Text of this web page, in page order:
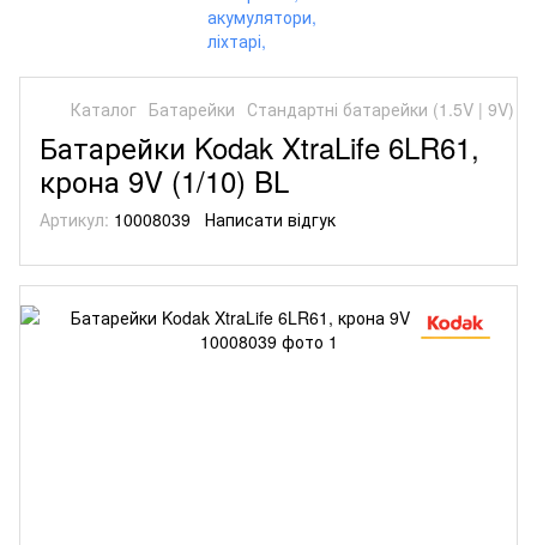
Каталог Батарейки Стандартні батарейки (1.5V | 9V)
Батарейки Kodak XtraLife 6LR61,
крона 9V (1/10) BL
Артикул: 10008039 Написати відгук